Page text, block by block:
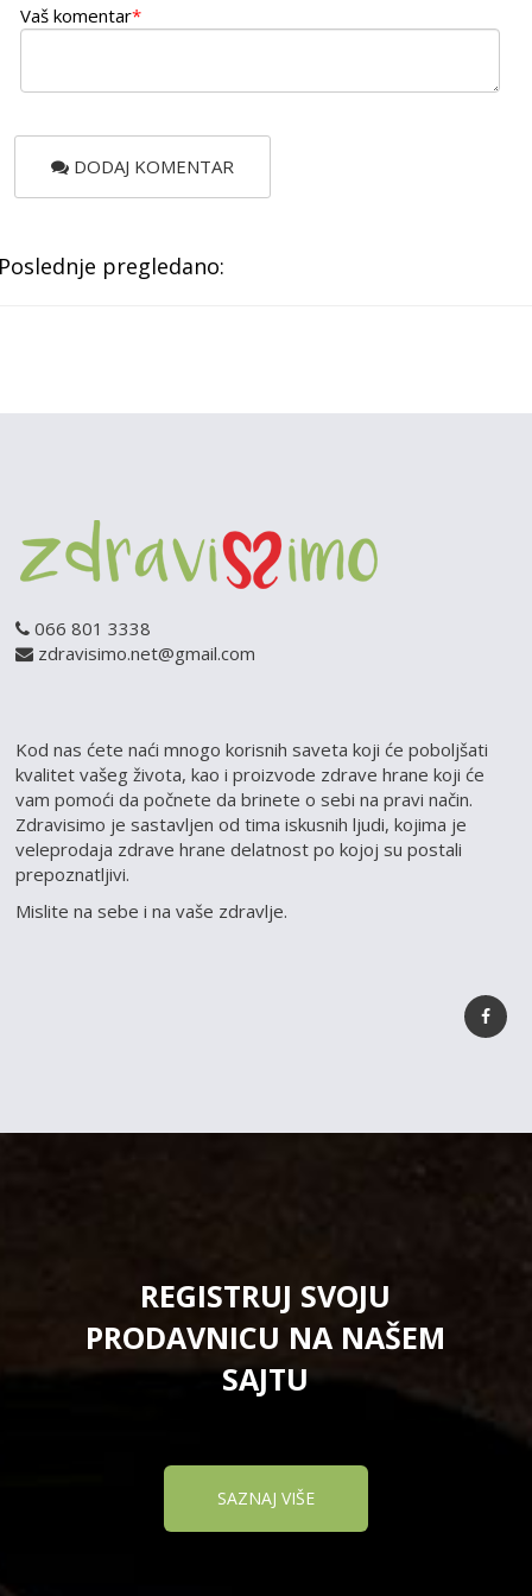
Vaš komentar*
DODAJ KOMENTAR
pregledano:
066 801 3338
zdravisimo.net@gmail.com
Kod nas ćete naći mnogo korisnih saveta koji će poboljšati
kvalitet vašeg života, kao i proizvode zdrave hrane koji će
vam pomoći da počnete da brinete o sebi na pravi način.
Zdravisimo je sastavljen od tima iskusnih ljudi, kojima je
veleprodaja zdrave hrane delatnost po kojoj su postali
prepoznatljivi.
Mislite na sebe i na vaše zdravlje.
REGISTRUJ SVOJU
PRODAVNICU NA NAŠEM
SAJTU
SAZNAJ VIŠE